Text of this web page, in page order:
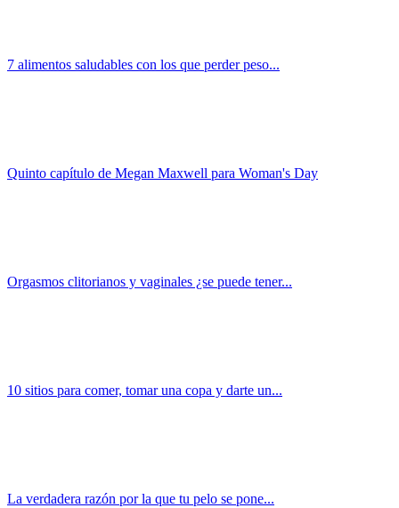
7 alimentos saludables con los que perder peso...
Quinto capítulo de Megan Maxwell para Woman's Day
Orgasmos clitorianos y vaginales ¿se puede tener...
10 sitios para comer, tomar una copa y darte un...
La verdadera razón por la que tu pelo se pone...